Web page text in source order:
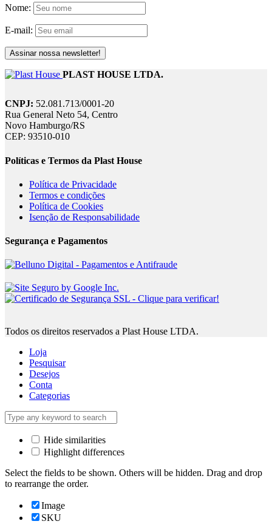
Nome:
E-mail:
PLAST HOUSE LTDA.
CNPJ: 52.081.713/0001-20
Rua General Neto 54, Centro
Novo Hamburgo/RS
CEP: 93510-010
Políticas e Termos da Plast House
Política de Privacidade
Termos e condições
Política de Cookies
Isenção de Responsabilidade
Segurança e Pagamentos
Todos os direitos reservados a Plast House LTDA.
Loja
Pesquisar
Desejos
Conta
Categorias
Hide similarities
Highlight differences
Select the fields to be shown. Others will be hidden. Drag and drop
to rearrange the order.
Image
SKU